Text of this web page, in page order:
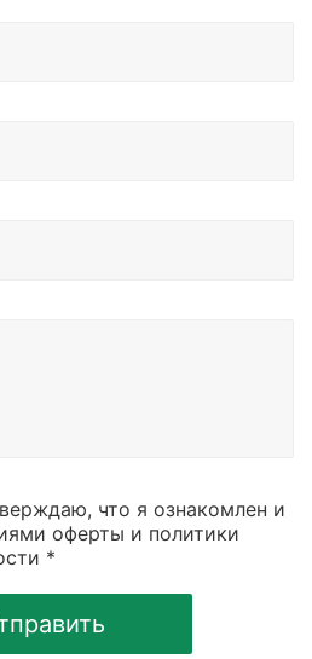
Черкесск, Нальчик, Южно-
Узбекистан и
по номеру телефона,
что я ознакомлен и
оферты и политики
*